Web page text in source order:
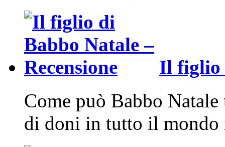
Il figlio
Come può Babbo
di doni in tutto il mondo